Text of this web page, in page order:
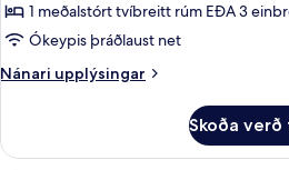
1 meðalstórt tvíbreitt rúm EÐA 3
Ókeypis þráðlaust net
Nánari upplýsingar
Nánari
Skoða